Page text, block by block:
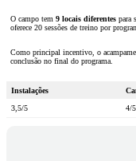
O campo tem 9 locais diferentes para
oferece 20 sessões de treino por
Como principal incentivo, o
conclusão no final do programa.
Instalações
3,5/5
4/5